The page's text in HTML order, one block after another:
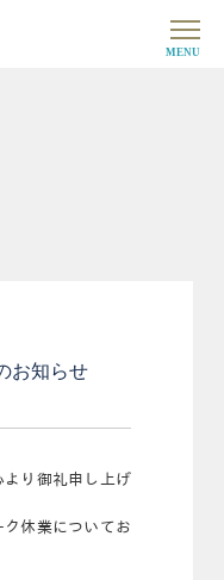
MENU
お知らせ
り御礼申し上げ
休業についてお